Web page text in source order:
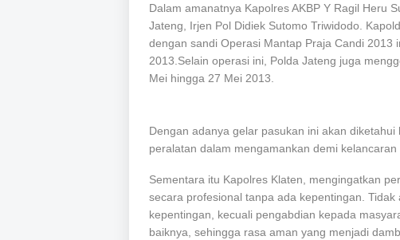
Dalam amanatnya Kapolres AKBP Y Ragil Heru
Jateng, Irjen Pol Didiek Sutomo Triwidodo.
dengan sandi Operasi Mantap Praja Candi
2013. Selain operasi ini, Polda Jateng juga
Mei hingga 27 Mei 2013.
Dengan adanya gelar pasukan ini akan
peralatan dalam mengamankan demi kelancaran
Sementara itu Kapolres Klaten, mengingatkan
secara profesional tanpa ada kepentingan.
kepentingan, kecuali pengabdian kepada
baiknya, sehingga rasa aman yang menjadi